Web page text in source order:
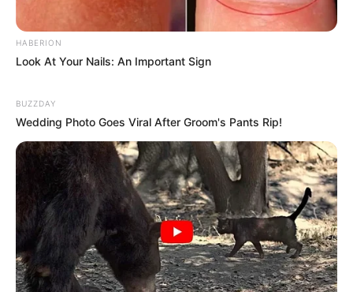
HABERION
Look At Your Nails: An Important Sign
BUZZDAY
Wedding Photo Goes Viral After Groom's Pants Rip!